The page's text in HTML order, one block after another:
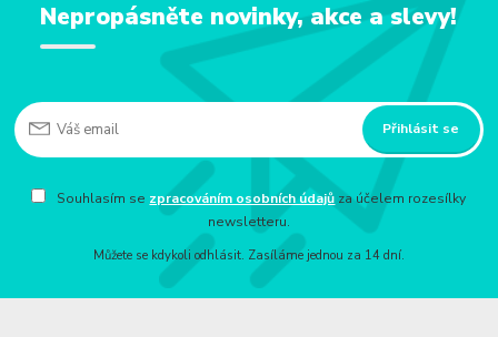
Nepropásněte novinky, akce a slevy!
Přihlásit se
Souhlasím se zpracováním osobních údajů za účelem rozesílky
newsletteru.
Můžete se kdykoli odhlásit. Zasíláme jednou za 14 dní.